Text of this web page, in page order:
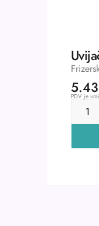
5.43
PDV je